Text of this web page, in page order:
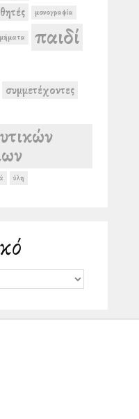
μονογραφία
παιδί
συμμετέχοντες
ύλη